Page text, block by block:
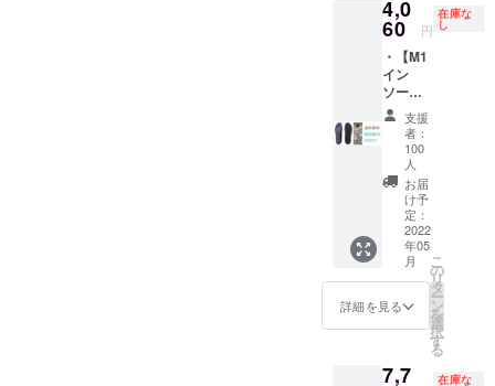
す ※仕
様、デ
ザイン
等、改
良のた
め、一
部変更
になる
場合が
ござい
ます。
あらか
じめご
了承願
います
円（税
込）の
14％オ
フ ※消
費税・
送料込
み ※発
送（追
跡番号
あり）
はポス
ト投函
※領収書
が必要
な場
合、備
載をお
願いい
様、デ
25.2cm
40-42：
25.5-
26.7cm
42-44：
27-
28.2cm
※靴のサ
イズで
はな
く、イ
ンソー
ルのサ
イズで
お選び
くださ
販売の
予定価
格4,950
込）の
4,0
60 円
在庫な
し
・【M1
イン
ソール
2021 か
かとの
厚さが
0.6cm
】1足
セット
（全4サ
イズか
ら選
択） 36-
38：
22.5-
38-40：
25.2cm
支援
者：
100
人
お届
け予
定：
2022
年05
月
詳細を見る
こ
の
リ
タ
ー
ン
を
選
択
す
る
7,7 在庫な